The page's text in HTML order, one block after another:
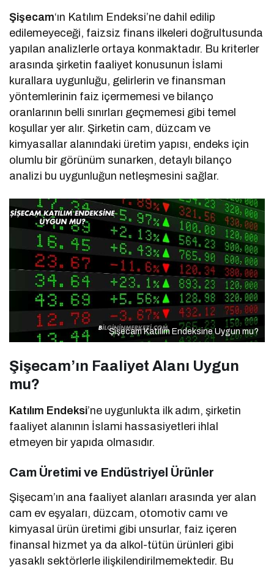
Şişecam‘ın Katılım Endeksi’ne dahil edilip
edilemeyeceği, faizsiz finans ilkeleri doğrultusunda
yapılan analizlerle ortaya konmaktadır. Bu kriterler
arasında şirketin faaliyet konusunun İslami
kurallara uygunluğu, gelirlerin ve finansman
yöntemlerinin faiz içermemesi ve bilanço
oranlarının belli sınırları geçmemesi gibi temel
koşullar yer alır. Şirketin cam, düzcam ve
kimyasallar alanındaki üretim yapısı, endeks için
olumlu bir görünüm sunarken, detaylı bilanço
analizi bu uygunluğun netleşmesini sağlar.
Şişecam Katılım Endeksine Uygun mu?
Şişecam’ın Faaliyet Alanı Uygun
mu?
Katılım Endeksi’ne uygunlukta ilk adım, şirketin
faaliyet alanının İslami hassasiyetleri ihlal
etmeyen bir yapıda olmasıdır.
Cam Üretimi ve Endüstriyel Ürünler
Şişecam’ın ana faaliyet alanları arasında yer alan
cam ev eşyaları, düzcam, otomotiv camı ve
kimyasal ürün üretimi gibi unsurlar, faiz içeren
finansal hizmet ya da alkol-tütün ürünleri gibi
yasaklı sektörlerle ilişkilendirilmemektedir. Bu